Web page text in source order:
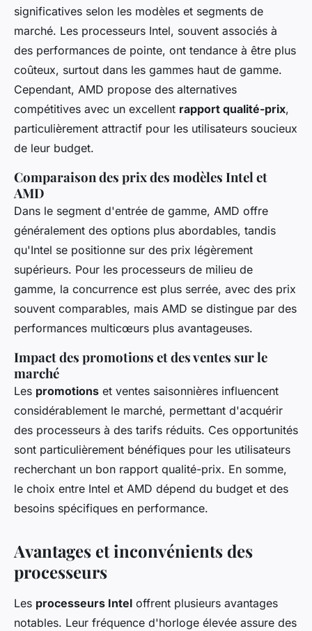
significatives selon les modèles et segments de
marché. Les processeurs Intel, souvent associés à
des performances de pointe, ont tendance à être plus
coûteux, surtout dans les gammes haut de gamme.
Cependant, AMD propose des alternatives
compétitives avec un excellent rapport qualité-prix,
particulièrement attractif pour les utilisateurs soucieux
de leur budget.
Comparaison des prix des modèles Intel et
AMD
Dans le segment d'entrée de gamme, AMD offre
généralement des options plus abordables, tandis
qu'Intel se positionne sur des prix légèrement
supérieurs. Pour les processeurs de milieu de
gamme, la concurrence est plus serrée, avec des prix
souvent comparables, mais AMD se distingue par des
performances multicœurs plus avantageuses.
Impact des promotions et des ventes sur le
marché
Les promotions et ventes saisonnières influencent
considérablement le marché, permettant d'acquérir
des processeurs à des tarifs réduits. Ces opportunités
sont particulièrement bénéfiques pour les utilisateurs
recherchant un bon rapport qualité-prix. En somme,
le choix entre Intel et AMD dépend du budget et des
besoins spécifiques en performance.
Avantages et inconvénients des
processeurs
Les processeurs Intel offrent plusieurs avantages
notables. Leur fréquence d'horloge élevée assure des